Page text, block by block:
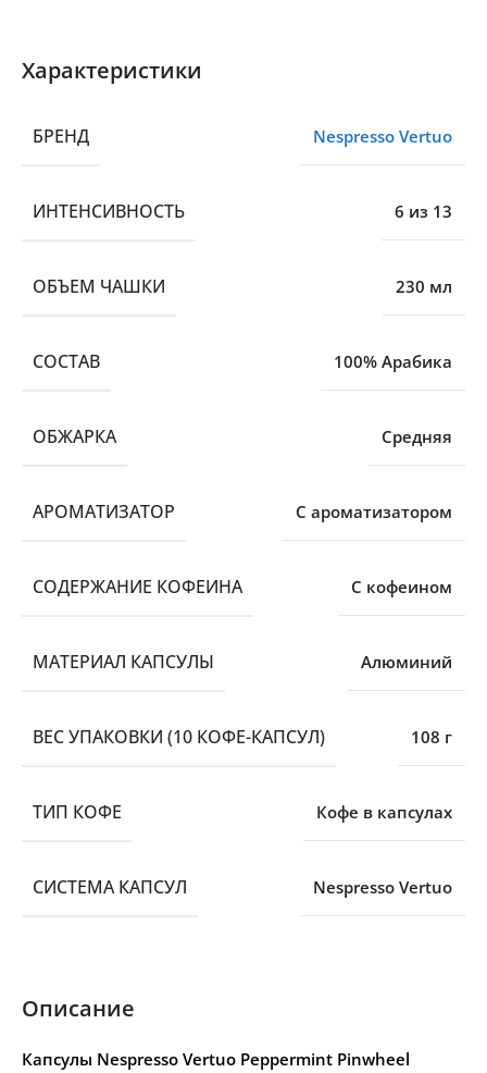
Описание
Капсулы Nespresso Vertuo Peppermint Pinwheel
Характеристики
БРЕНД Nespresso Vertuo
ИНТЕНСИВНОСТЬ 6 из 13
ОБЪЕМ ЧАШКИ 230 мл
CОСТАВ 100% Арабика
ОБЖАРКА Средняя
АРОМАТИЗАТОР С ароматизатором
СОДЕРЖАНИЕ КОФЕИНА С кофеином
МАТЕРИАЛ КАПСУЛЫ Алюминий
ВЕС УПАКОВКИ (10 КОФЕ-КАПСУЛ) 108 г
ТИП КОФЕ Кофе в капсулах
СИСТЕМА КАПСУЛ Nespresso Vertuo